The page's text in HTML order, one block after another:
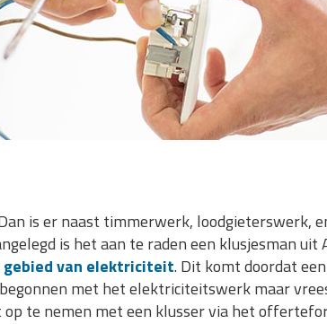
is er naast timmerwerk, loodgieterswerk,
is het aan te raden een klusjesman
gebied van elektriciteit. Dit komt doordat
met het elektriciteitswerk maar
te nemen met een klusser via het